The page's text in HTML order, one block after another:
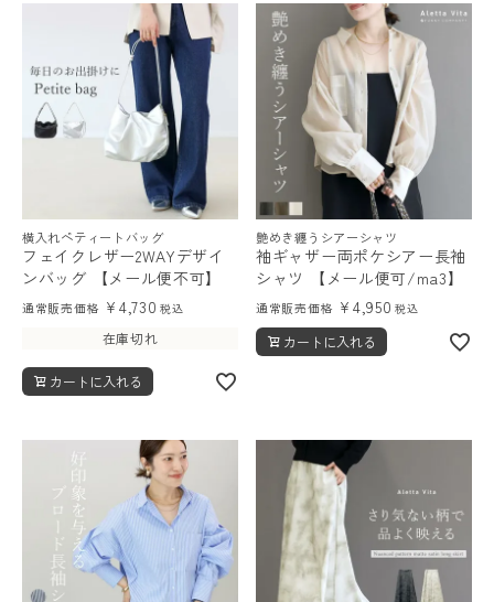
横入れペティートバッグ
フェイクレザー2WAYデザイ
ンバッグ 【メール便不可】
通常販売価格 ¥ 4,730 税込
在庫切れ
カートに入れる
艶めき纏うシアーシャツ
袖ギャザー両ポケシアー長袖
シャツ 【メール便可/ma3】
通常販売価格 ¥ 4,950 税込
カートに入れる